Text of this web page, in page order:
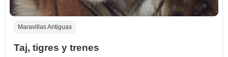
Maravillas Antiguas
Taj, tigres y trenes